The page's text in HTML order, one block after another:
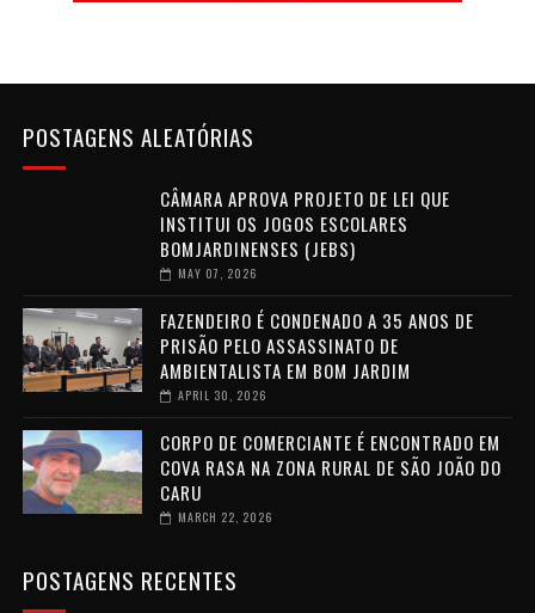
POSTAGENS ALEATÓRIAS
CÂMARA APROVA PROJETO DE LEI QUE
INSTITUI OS JOGOS ESCOLARES
BOMJARDINENSES (JEBS)
MAY 07, 2026
FAZENDEIRO É CONDENADO A 35 ANOS DE
PRISÃO PELO ASSASSINATO DE
AMBIENTALISTA EM BOM JARDIM
APRIL 30, 2026
CORPO DE COMERCIANTE É ENCONTRADO EM
COVA RASA NA ZONA RURAL DE SÃO JOÃO DO
CARU
MARCH 22, 2026
POSTAGENS RECENTES